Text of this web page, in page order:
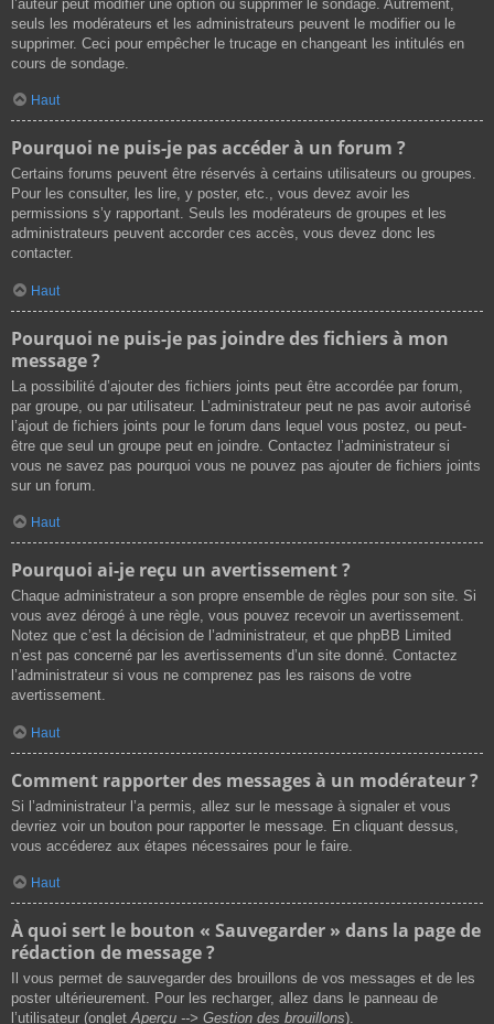
l’auteur peut modifier une option ou supprimer le sondage. Autrement,
seuls les modérateurs et les administrateurs peuvent le modifier ou le
supprimer. Ceci pour empêcher le trucage en changeant les intitulés en
cours de sondage.
Haut
Pourquoi ne puis-je pas accéder à un forum ?
Certains forums peuvent être réservés à certains utilisateurs ou groupes.
Pour les consulter, les lire, y poster, etc., vous devez avoir les
permissions s’y rapportant. Seuls les modérateurs de groupes et les
administrateurs peuvent accorder ces accès, vous devez donc les
contacter.
Haut
Pourquoi ne puis-je pas joindre des fichiers à mon
message ?
La possibilité d’ajouter des fichiers joints peut être accordée par forum,
par groupe, ou par utilisateur. L’administrateur peut ne pas avoir autorisé
l’ajout de fichiers joints pour le forum dans lequel vous postez, ou peut-
être que seul un groupe peut en joindre. Contactez l’administrateur si
vous ne savez pas pourquoi vous ne pouvez pas ajouter de fichiers joints
sur un forum.
Haut
Pourquoi ai-je reçu un avertissement ?
Chaque administrateur a son propre ensemble de règles pour son site. Si
vous avez dérogé à une règle, vous pouvez recevoir un avertissement.
Notez que c’est la décision de l’administrateur, et que phpBB Limited
n’est pas concerné par les avertissements d’un site donné. Contactez
l’administrateur si vous ne comprenez pas les raisons de votre
avertissement.
Haut
Comment rapporter des messages à un modérateur ?
Si l’administrateur l’a permis, allez sur le message à signaler et vous
devriez voir un bouton pour rapporter le message. En cliquant dessus,
vous accéderez aux étapes nécessaires pour le faire.
Haut
À quoi sert le bouton « Sauvegarder » dans la page de
rédaction de message ?
Il vous permet de sauvegarder des brouillons de vos messages et de les
poster ultérieurement. Pour les recharger, allez dans le panneau de
l’utilisateur (ongletAperçu --> Gestion des brouillons).